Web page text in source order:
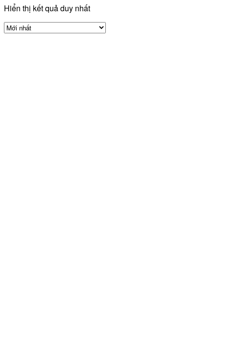
Hiển thị kết quả duy nhất